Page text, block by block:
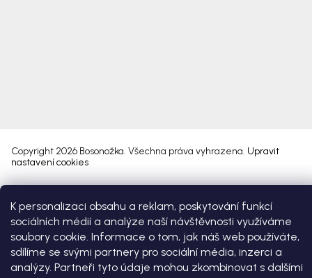
K personalizaci obsahu a reklam, poskytování funkcí
sociálních médií a analýze naší návštěvnosti využíváme
soubory cookie. Informace o tom, jak náš web používáte,
sdílíme se svými partnery pro sociální média, inzerci a
analýzy. Partneři tyto údaje mohou zkombinovat s dalšími
Copyright 2026 Bosonožka. Všechna práva vyhrazena. Upravit
nastavení cookies